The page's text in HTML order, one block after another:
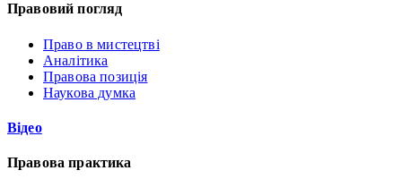
Правовий погляд
Право в мистецтві
Аналітика
Правова позиція
Наукова думка
Відео
Правова практика